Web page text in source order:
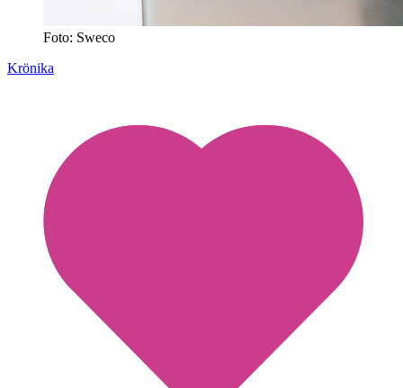
Foto: Sweco
Krönika